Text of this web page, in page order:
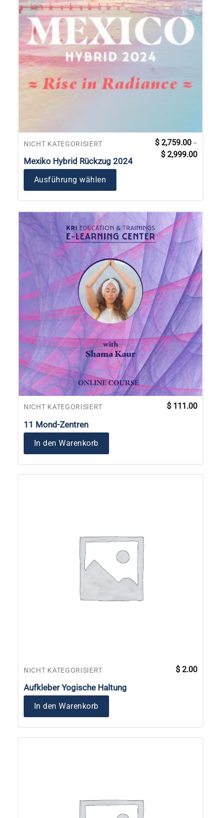
NICHT KATEGORISIERT
Mexiko Hybrid Rückzug 2024
$ 2,759.00 –
$ 2,999.00$
Ausführung wählen
Dieses
weist
mehrere
Varianten
auf.
Die
Optionen
können
auf
der
Produktseite
gewählt
werden
NICHT KATEGORISIERT
11 Mond-Zentren
$ 111.00
In den Warenkorb
NICHT KATEGORISIERT
Aufkleber Yogische Haltung
$ 2.00
In den Warenkorb